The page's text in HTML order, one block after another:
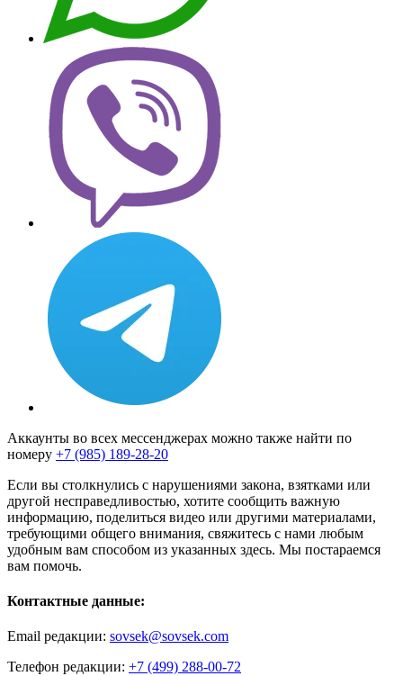
Аккаунты во всех мессенджерах можно также найти по
номеру +7 (985) 189-28-20
Если вы столкнулись с нарушениями закона, взятками или
другой несправедливостью, хотите сообщить важную
информацию, поделиться видео или другими материалами,
требующими общего внимания, свяжитесь с нами любым
удобным вам способом из указанных здесь. Мы постараемся
вам помочь.
Контактные данные:
Email редакции: sovsek@sovsek.com
Телефон редакции: +7 (499) 288-00-72